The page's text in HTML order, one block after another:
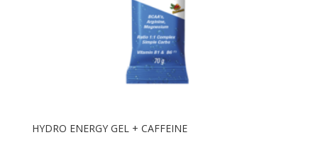
HYDRO ENERGY GEL + CAFFEINE